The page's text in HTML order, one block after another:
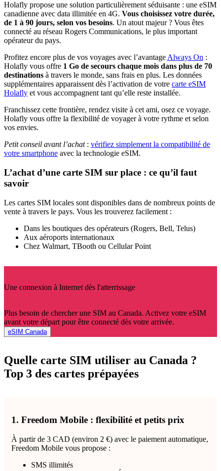
Holafly propose une solution particulièrement séduisante : une eSIM
canadienne avec data illimitée en 4G. Vous choisissez votre durée,
de 1 à 90 jours, selon vos besoins. Un atout majeur ? Vous êtes
connecté au réseau Rogers Communications, le plus important
opérateur du pays.
Profitez encore plus de vos voyages avec l’avantage Always On :
Holafly vous offre 1 Go de secours chaque mois dans plus de 70
destinations à travers le monde, sans frais en plus. Les données
supplémentaires apparaissent dès l’activation de votre carte eSIM
Holafly et vous accompagnent tant qu’elle reste installée.
Franchissez cette frontière, rendez visite à cet ami, osez ce voyage.
Holafly vous offre la flexibilité de voyager à votre rythme et selon
vos envies.
Petit conseil avant l’achat: vérifiez simplement la compatibilité de
votre smartphone avec la technologie eSIM.
L’achat d’une carte SIM sur place : ce qu’il faut
savoir
Les cartes SIM locales sont disponibles dans de nombreux points de
vente à travers le pays. Vous les trouverez facilement :
Dans les boutiques des opérateurs (Rogers, Bell, Telus)
Aux aéroports internationaux
Chez Walmart, TBooth ou Cellular Point
Une connexion à Internet dès l'atterrissage
Plus besoin de chercher une SIM au Canada. Activez votre eSIM
avant votre départ pour être connecté dès votre arrivée.
eSIM Canada
Quelle carte SIM utiliser au Canada ?
Top 3 des cartes prépayées
1. Freedom Mobile : flexibilité et petits prix
À partir de 3 CAD (environ 2 €) avec le paiement automatique,
Freedom Mobile vous propose :
SMS illimités